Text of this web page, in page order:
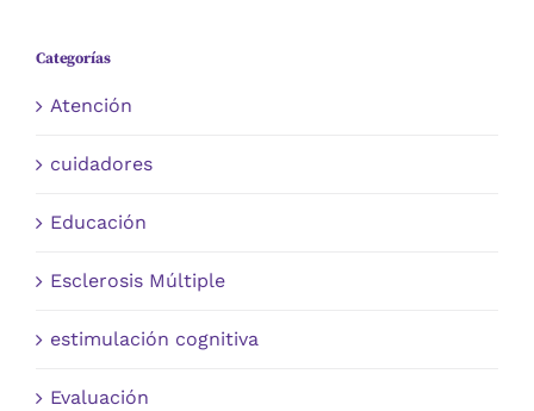
Categorías
Atención
cuidadores
Educación
Esclerosis Múltiple
estimulación cognitiva
Evaluación